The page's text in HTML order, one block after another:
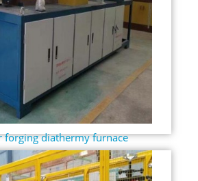
forging diathermy furnace